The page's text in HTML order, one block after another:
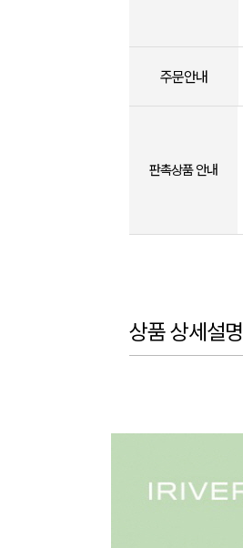
주문안내
판촉상품 안내
상품 상세설명